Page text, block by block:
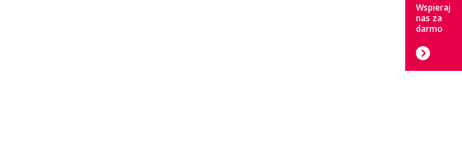
Wspieraj
nas za
darmo